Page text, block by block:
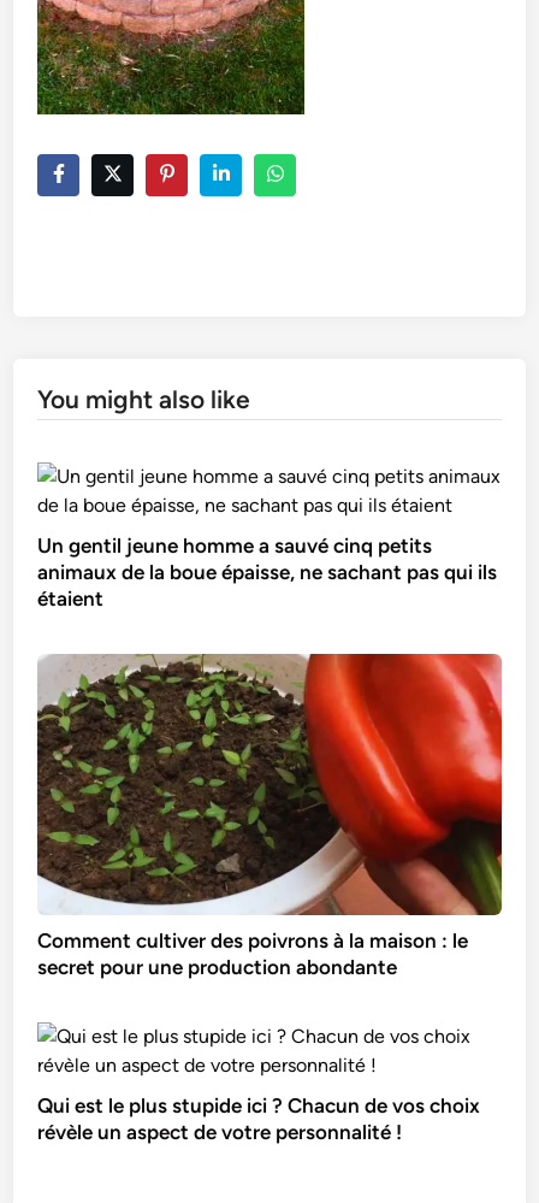
You might also like
Un gentil jeune homme a sauvé cinq petits
animaux de la boue épaisse, ne sachant pas qui ils
étaient
Comment cultiver des poivrons à la maison : le
secret pour une production abondante
Qui est le plus stupide ici ? Chacun de vos choix
révèle un aspect de votre personnalité !